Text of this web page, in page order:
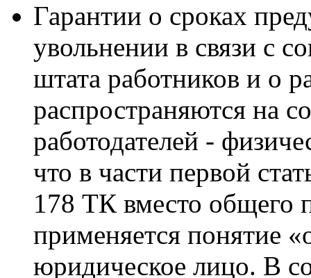
Гарантии о сроках
увольнении в связи с
штата работников и о
распространяются на
работодателей -
что в части первой
178 ТК вместо общего
применяется понятие
юридическое лицо. В